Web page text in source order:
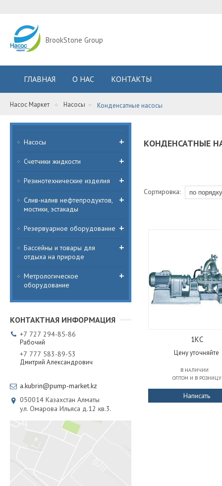
BrookStone Group
ГЛАВНАЯ О НАС КОНТАКТЫ
Насос Маркет Насосы Конденсатные насосы
КОНДЕНСАТНЫЕ
Сортировка:
1КС
Цену уточняйте
В НАЛИЧИИ
ОПТОМ И В РОЗНИЦУ
Написать
Насосы
Счетчики жидкости
Резинотехнические изделия
Слив-налив нефтепродуктов,
мостики, эстакады
Резервуарное оборудование
Бассейны и товары для
отдыха на природе
Метрологическое
оборудование
+7 727 294-85-86
Рабочий
+7 777 583-89-53
Дмитрий Александрович
a.kubrin@pump-market.kz
050014 Казахстан Алматы
ул. Омарова Ильяса д.12 кв.3.